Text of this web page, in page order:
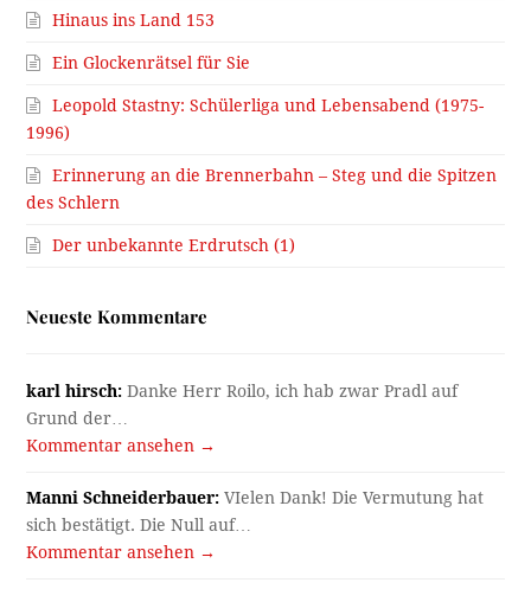
Hinaus ins Land 153
Ein Glockenrätsel für Sie
Leopold Stastny: Schülerliga und Lebensabend (1975-
1996)
Erinnerung an die Brennerbahn – Steg und die Spitzen
des Schlern
Der unbekannte Erdrutsch (1)
Neueste Kommentare
karl hirsch: Danke Herr Roilo, ich hab zwar Pradl auf
Grund der…
Kommentar ansehen →
Manni Schneiderbauer: VIelen Dank! Die Vermutung hat
sich bestätigt. Die Null auf…
Kommentar ansehen →